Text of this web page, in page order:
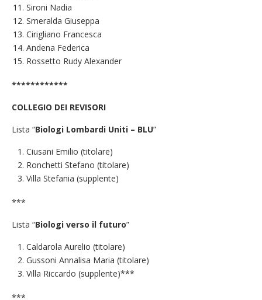
Sironi Nadia
Smeralda Giuseppa
Cirigliano Francesca
Andena Federica
Rossetto Rudy Alexander
************
COLLEGIO DEI REVISORI
Lista “Biologi Lombardi Uniti – BLU”
Ciusani Emilio (titolare)
Ronchetti Stefano (titolare)
Villa Stefania (supplente)
***
Lista “Biologi verso il futuro”
Caldarola Aurelio (titolare)
Gussoni Annalisa Maria (titolare)
Villa Riccardo (supplente)***
***